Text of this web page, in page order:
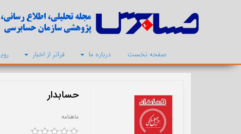
صفحه نخست درباره ما فراتر از اخبار
حسابدار
ماهنامه